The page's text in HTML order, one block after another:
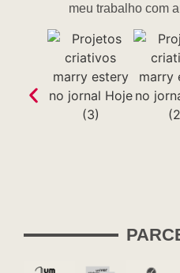
meu trabalho com